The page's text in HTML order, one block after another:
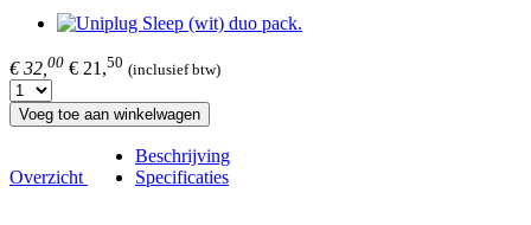
€ 32, 00 € 21,50 (inclusief btw)
Voeg toe aan winkelwagen
Overzicht
Beschrijving
Specificaties